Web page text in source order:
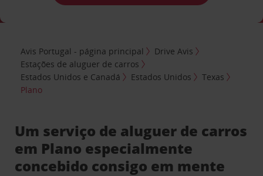
Avis Portugal - página principal
Drive Avis
Estações de aluguer de carros
Estados Unidos e Canadá
Estados Unidos
Texas
Plano
Um serviço de aluguer de carros
em Plano especialmente
concebido consigo em mente